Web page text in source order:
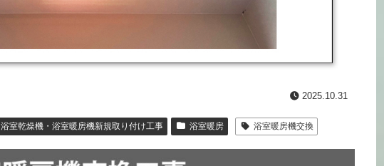
2025.10.31
浴室乾燥機・浴室暖房機新規取り付け工事 浴室暖房 浴室暖房機交換